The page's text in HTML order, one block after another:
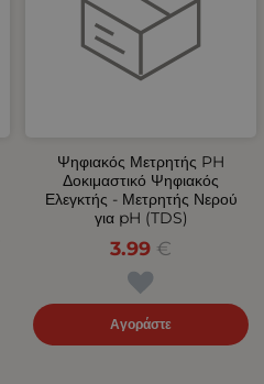
Ψηφιακός Μετρητής PH
Δοκιμαστικό Ψηφιακός
Ελεγκτής - Μετρητής Νερού
για pH (TDS)
3.99 €
Αγοράστε